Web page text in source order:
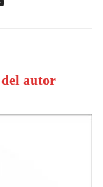
autor